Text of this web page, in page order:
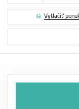
Vytlačiť